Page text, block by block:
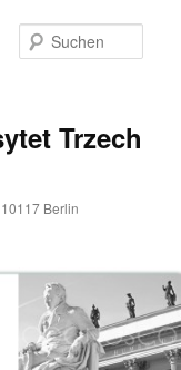
Trzech
Berlin